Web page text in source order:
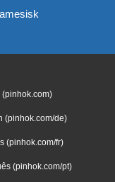
(pinhok.com)
(pinhok.com/de)
(pinhok.com/fr)
(pinhok.com/pt)